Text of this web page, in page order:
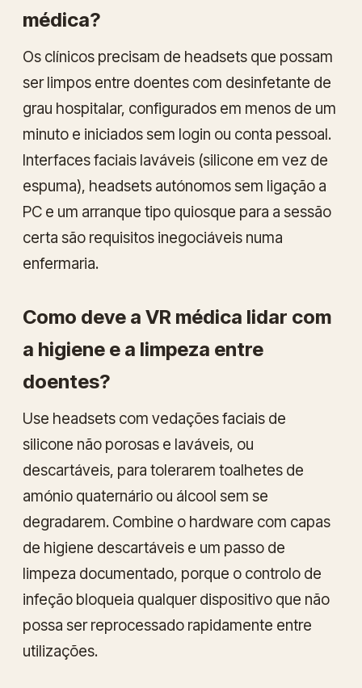
médica?
Os clínicos precisam de headsets que possam
ser limpos entre doentes com desinfetante de
grau hospitalar, configurados em menos de um
minuto e iniciados sem login ou conta pessoal.
Interfaces faciais laváveis (silicone em vez de
espuma), headsets autónomos sem ligação a
PC e um arranque tipo quiosque para a sessão
certa são requisitos inegociáveis numa
enfermaria.
Como deve a VR médica lidar com
a higiene e a limpeza entre
doentes?
Use headsets com vedações faciais de
silicone não porosas e laváveis, ou
descartáveis, para tolerarem toalhetes de
amónio quaternário ou álcool sem se
degradarem. Combine o hardware com capas
de higiene descartáveis e um passo de
limpeza documentado, porque o controlo de
infeção bloqueia qualquer dispositivo que não
possa ser reprocessado rapidamente entre
utilizações.